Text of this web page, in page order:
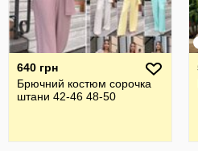
640 грн
Брючний костюм сорочка
штани 42-46 48-50